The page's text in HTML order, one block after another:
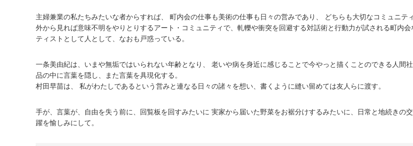
主婦兼業の私たちみたいな者からすれば、 町内会の仕事も美術の仕事も日々の営みであり、 どちらも大切なコミュニテ
外から見れば意味不明をやりとりするアート・コミュニティで、軋轢や衝突を回避する対話術と行動力が試される町内
ティストとして人として、なおも戸惑っている。
一条美由紀は、いまや無垢ではいられない年齢となり、 老いや病を身近に感じることで今やっと描くことのできる人間
品の中に言葉を隠し、また言葉を具現化する。
村田早苗は、 私がわたしであるという営みと連なる日々の諸々を想い、書くように縫い留めては友人らに渡す。
手が、言葉が、自由を失う前に、回覧板を回すみたいに 実家から届いた野菜をお裾分けするみたいに、日常と地続きの
躍を愉しみにして。